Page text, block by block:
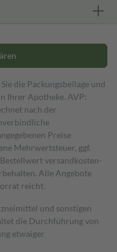
die Packungsbeilage und
Ihrer Apotheke. AVP:
nach der
Preise
Mehrwertsteuer, ggf.
Bestell­wert versand­kosten­
Alle Angebote
reicht.
und sonstigen
die Durchführung von
etwaiger